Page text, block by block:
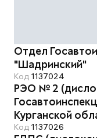
Отдел
"Шадринский"
Код 1137024
РЭО № 2
Курганской
Код 1137026